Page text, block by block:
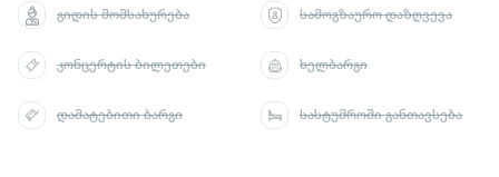
გიდის მომსახურება სამოგზაურო დაზღვევა
კონცერტის ბილეთები ხელბარგი
დამატებითი ბარგი სასტუმროში განთავსება